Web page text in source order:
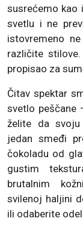
susrećemo kao
svetlu i ne
istovremeno
različite
propisao za
Čitav spektar
svetlo peščane
želite da svoju
jedan smeđi
čokoladu od
gustim
brutalnim
svilenoj haljini
ili odaberite